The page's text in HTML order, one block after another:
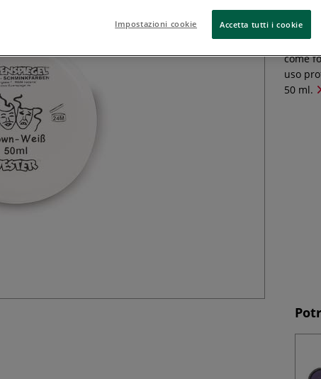
Il
come
uso
50 ml.
Impostazioni cookie Accetta tutti i cookie